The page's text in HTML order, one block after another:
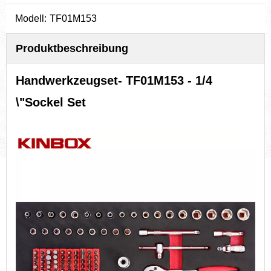
Modell: TF01M153
Produktbeschreibung
Handwerkzeugset- TF01M153 - 1/4
\"Sockel Set